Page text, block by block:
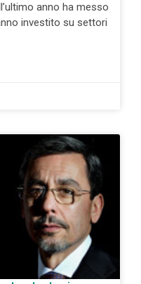
anno ha messo
investito su settori